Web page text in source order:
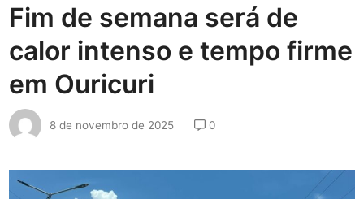
Fim de semana será de
calor intenso e tempo firme
em Ouricuri
8 de novembro de 2025 0